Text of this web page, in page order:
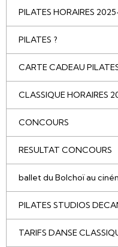
PILATES HORAIRES
PILATES ?
CARTE CADEAU
CLASSIQUE HORAIRES
CONCOURS
RESULTAT CONCOURS
ballet du Bolchoï au
PILATES STUDIOS
TARIFS DANSE